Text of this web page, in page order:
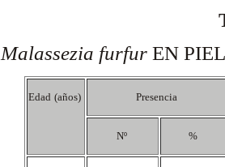
Malassezia furfur EN
Edad (años) Presencia
Nº %